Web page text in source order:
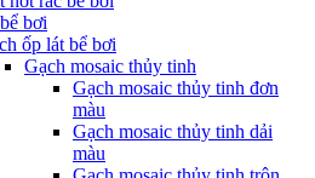
bơi
ốp lát bể bơi
Gạch mosaic thủy tinh
Gạch mosaic thủy tinh đơn
màu
Gạch mosaic thủy tinh dải
màu